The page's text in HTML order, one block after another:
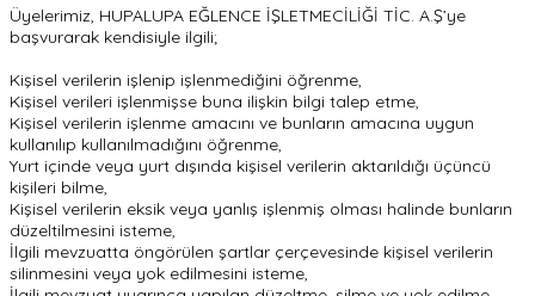
Üyelerimiz, HUPALUPA EĞLENCE İŞLETMECİLİĞİ TİC. A.Ş’ye
başvurarak kendisiyle ilgili;
Kişisel verilerin işlenip işlenmediğini öğrenme,
Kişisel verileri işlenmişse buna ilişkin bilgi talep etme,
Kişisel verilerin işlenme amacını ve bunların amacına uygun
kullanılıp kullanılmadığını öğrenme,
Yurt içinde veya yurt dışında kişisel verilerin aktarıldığı üçüncü
kişileri bilme,
Kişisel verilerin eksik veya yanlış işlenmiş olması halinde bunların
düzeltilmesini isteme,
İlgili mevzuatta öngörülen şartlar çerçevesinde kişisel verilerin
silinmesini veya yok edilmesini isteme,